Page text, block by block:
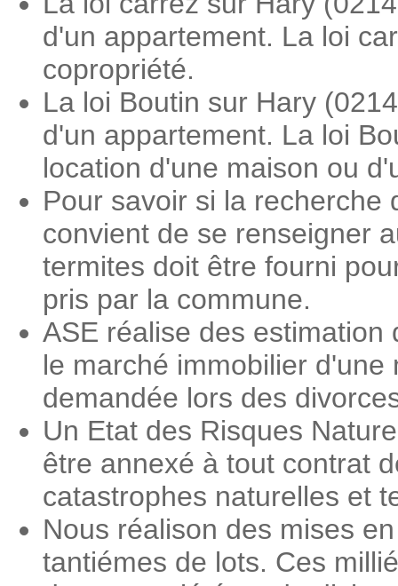
d'un appartement. La loi
copropriété.
La loi Boutin sur Hary
d'un appartement. La loi
location d'une maison ou
Pour savoir si la recherche
convient de se renseigner
termites doit être fourni
pris par la commune.
ASE réalise des
le marché immobilier
demandée lors des
Un Etat des Risques
être annexé à tout contrat
catastrophes naturelles et
Nous réalison des mises
tantiémes de lots. Ces